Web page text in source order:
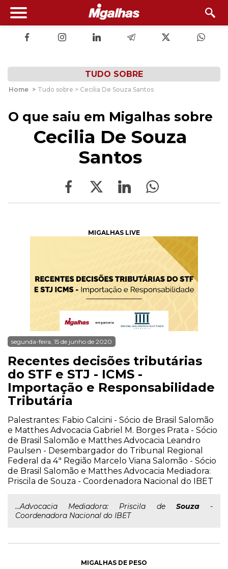
TUDO SOBRE
Home > Tudo sobre > Cecilia De Souza Santos
O que saiu em Migalhas sobre
Cecilia De Souza
Santos
MIGALHAS LIVE
segunda-feira, 15 de junho de 2020
Recentes decisões tributárias
do STF e STJ - ICMS -
Importação e Responsabilidade
Tributária
Palestrantes: Fabio Calcini - Sócio de Brasil Salomão
e Matthes Advocacia Gabriel M. Borges Prata - Sócio
de Brasil Salomão e Matthes Advocacia Leandro
Paulsen - Desembargador do Tribunal Regional
Federal da 4ª Região Marcelo Viana Salomão - Sócio
de Brasil Salomão e Matthes Advocacia Mediadora:
Priscila de Souza - Coordenadora Nacional do IBET
...Advocacia Mediadora: Priscila de Souza-
Coordenadora Nacional do IBET
MIGALHAS DE PESO